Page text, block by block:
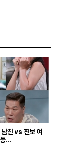
친 vs 진보 여
등…